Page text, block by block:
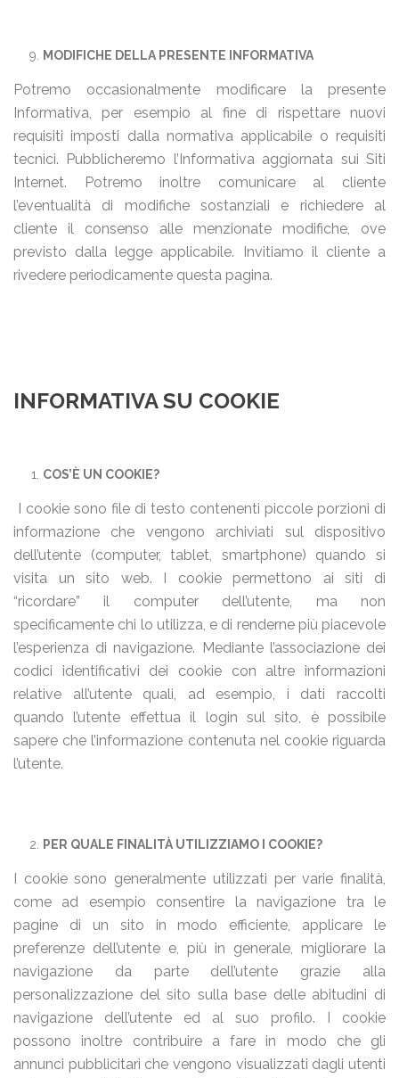
MODIFICHE DELLA PRESENTE INFORMATIVA
Potremo occasionalmente modificare la presente
Informativa, per esempio al fine di rispettare nuovi
requisiti imposti dalla normativa applicabile o requisiti
tecnici. Pubblicheremo l’Informativa aggiornata sui Siti
Internet. Potremo inoltre comunicare al cliente
l’eventualità di modifiche sostanziali e richiedere al
cliente il consenso alle menzionate modifiche, ove
previsto dalla legge applicabile. Invitiamo il cliente a
rivedere periodicamente questa pagina.
INFORMATIVA SU COOKIE
COS’È UN COOKIE?
I cookie sono file di testo contenenti piccole porzioni di
informazione che vengono archiviati sul dispositivo
dell’utente (computer, tablet, smartphone) quando si
visita un sito web. I cookie permettono ai siti di
“ricordare” il computer dell’utente, ma non
specificamente chi lo utilizza, e di renderne più piacevole
l’esperienza di navigazione. Mediante l’associazione dei
codici identificativi dei cookie con altre informazioni
relative all’utente quali, ad esempio, i dati raccolti
quando l’utente effettua il login sul sito, è possibile
sapere che l’informazione contenuta nel cookie riguarda
l’utente.
PER QUALE FINALITÀ UTILIZZIAMO I COOKIE?
I cookie sono generalmente utilizzati per varie finalità,
come ad esempio consentire la navigazione tra le
pagine di un sito in modo efficiente, applicare le
preferenze dell’utente e, più in generale, migliorare la
navigazione da parte dell’utente grazie alla
personalizzazione del sito sulla base delle abitudini di
navigazione dell’utente ed al suo profilo. I cookie
possono inoltre contribuire a fare in modo che gli
annunci pubblicitari che vengono visualizzati dagli utenti